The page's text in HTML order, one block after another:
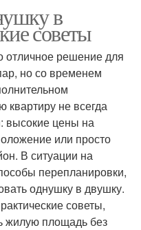
в
советы
отличное решение для
но со временем
квартиру не всегда
высокие цены на
или просто
В ситуации на
перепланировки,
однушку в двушку.
советы,
жилую площадь без